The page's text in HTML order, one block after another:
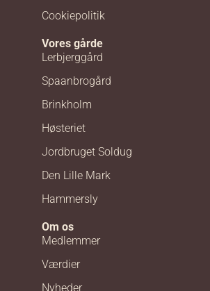
Cookiepolitik
Vores gårde
Lerbjerggård
Spaanbrogård
Brinkholm
Høsteriet
Jordbruget Soldug
Den Lille Mark
Hammersly
Om os
Medlemmer
Værdier
Nyheder